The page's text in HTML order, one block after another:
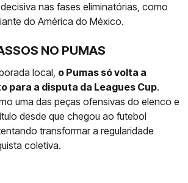
nas fases eliminatórias, como
do América do México.
NO PUMAS
local, o Pumas só volta a
para a disputa da Leagues Cup.
uma das peças ofensivas do elenco e
desde que chegou ao futebol
transformar a regularidade
coletiva.